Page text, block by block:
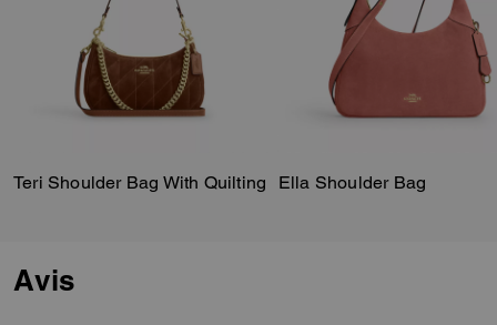
Teri Shoulder Bag With Quilting Ella Shoulder Bag
Avis